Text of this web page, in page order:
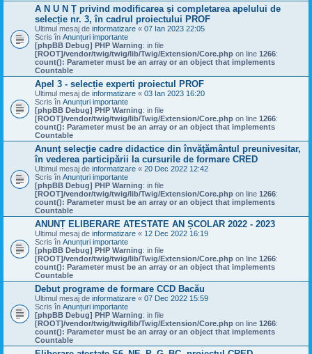
A N U N Ț privind modificarea și completarea apelului de
selecție nr. 3, în cadrul proiectului PROF
Ultimul mesaj de informatizare « 07 Ian 2023 22:05
Scris în Anunțuri importante
[phpBB Debug] PHP Warning: in file
[ROOT]/vendor/twig/twig/lib/Twig/Extension/Core.php on line 1266:
count(): Parameter must be an array or an object that implements
Countable
Apel 3 - selecție experti proiectul PROF
Ultimul mesaj de informatizare « 03 Ian 2023 16:20
Scris în Anunțuri importante
[phpBB Debug] PHP Warning: in file
[ROOT]/vendor/twig/twig/lib/Twig/Extension/Core.php on line 1266:
count(): Parameter must be an array or an object that implements
Countable
Anunț selecţie cadre didactice din învăţământul preunivesitar,
în vederea participării la cursurile de formare CRED
Ultimul mesaj de informatizare « 20 Dec 2022 12:42
Scris în Anunțuri importante
[phpBB Debug] PHP Warning: in file
[ROOT]/vendor/twig/twig/lib/Twig/Extension/Core.php on line 1266:
count(): Parameter must be an array or an object that implements
Countable
ANUNȚ ELIBERARE ATESTATE AN ȘCOLAR 2022 - 2023
Ultimul mesaj de informatizare « 12 Dec 2022 16:19
Scris în Anunțuri importante
[phpBB Debug] PHP Warning: in file
[ROOT]/vendor/twig/twig/lib/Twig/Extension/Core.php on line 1266:
count(): Parameter must be an array or an object that implements
Countable
Debut programe de formare CCD Bacău
Ultimul mesaj de informatizare « 07 Dec 2022 15:59
Scris în Anunțuri importante
[phpBB Debug] PHP Warning: in file
[ROOT]/vendor/twig/twig/lib/Twig/Extension/Core.php on line 1266:
count(): Parameter must be an array or an object that implements
Countable